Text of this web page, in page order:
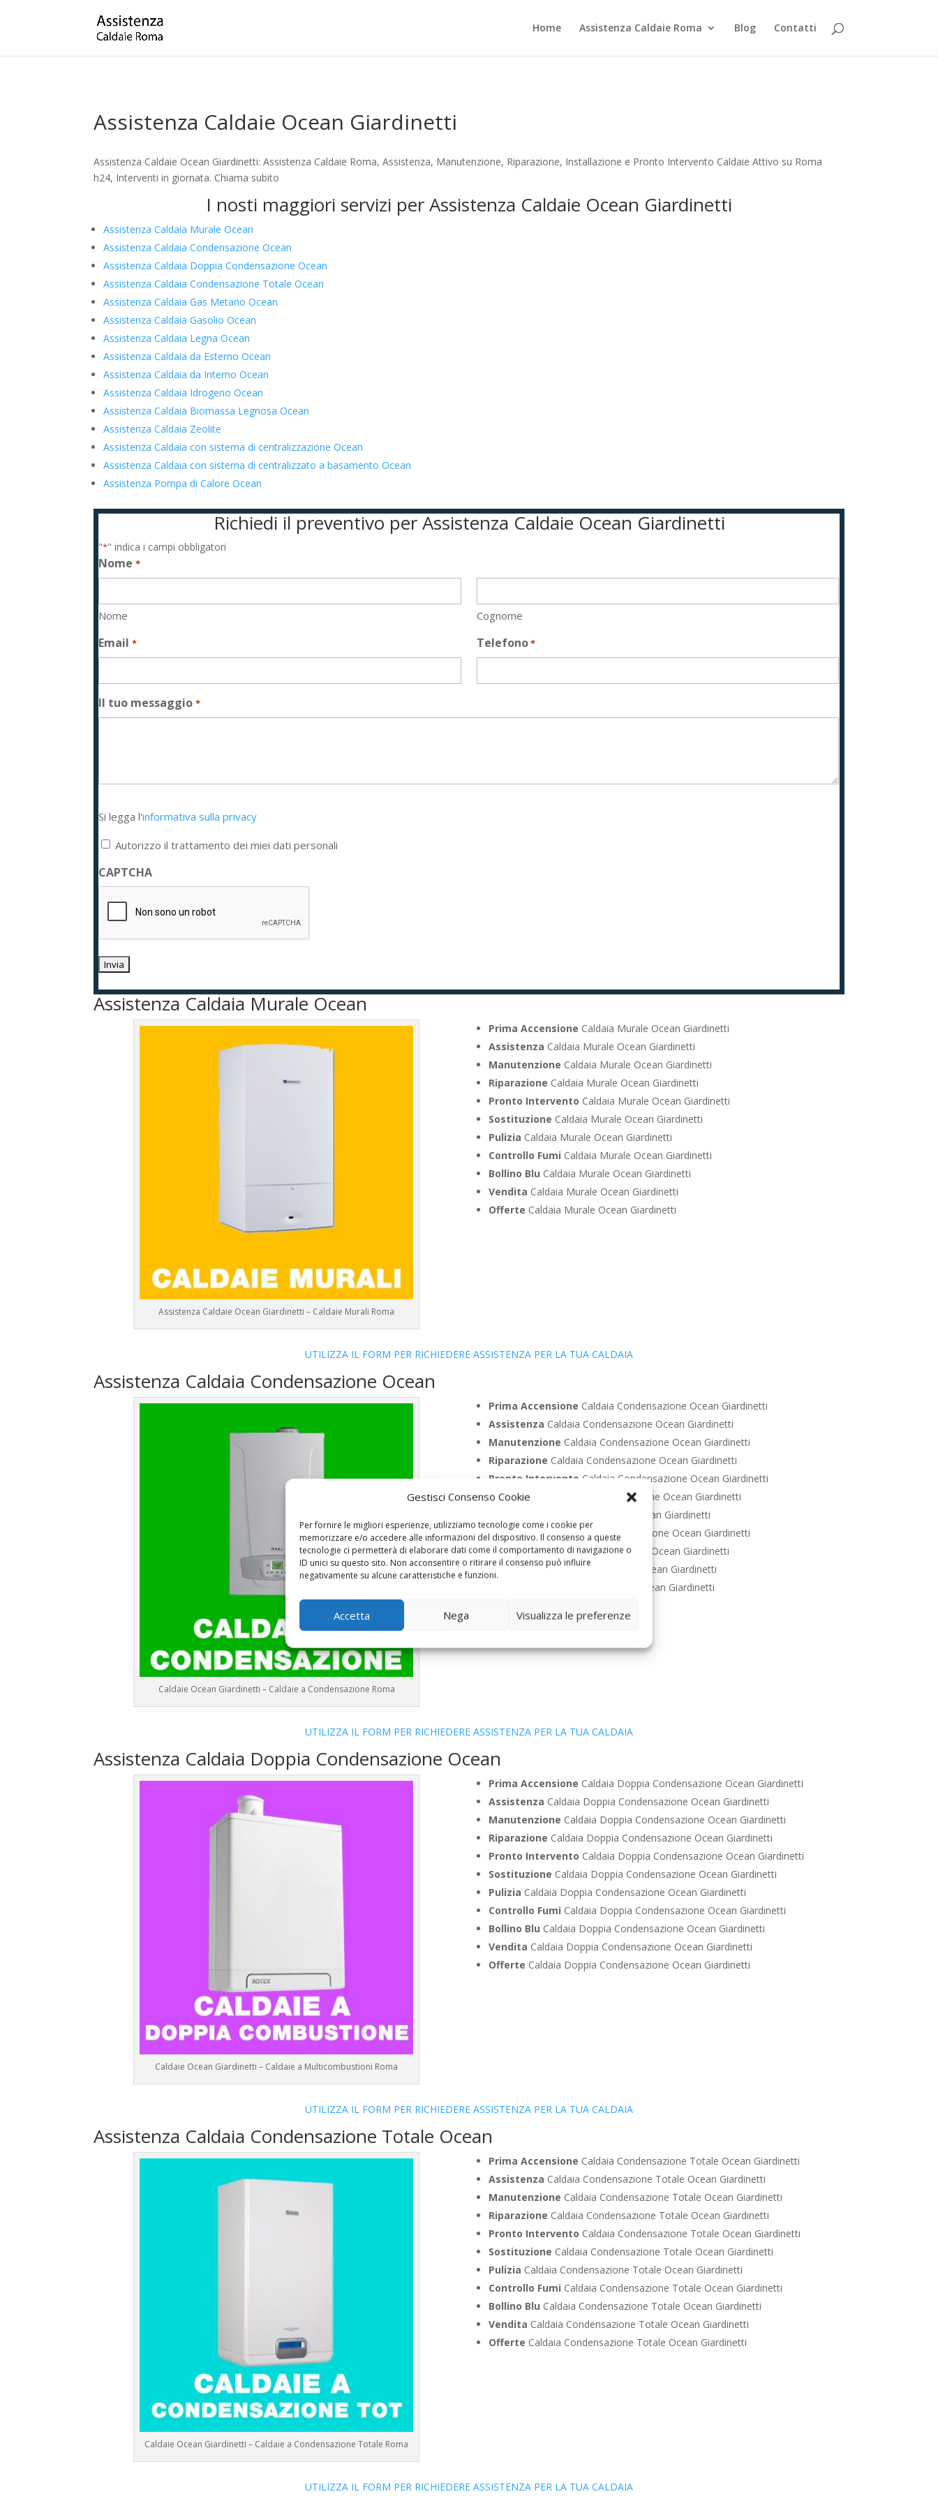
Gestisci Consenso Cookie
Per fornire le migliori esperienze, utilizziamo tecnologie come i cookie per
memorizzare e/o accedere alle informazioni del dispositivo. Il consenso a queste
tecnologie ci permetterà di elaborare dati come il comportamento di navigazione o
ID unici su questo sito. Non acconsentire o ritirare il consenso può influire
negativamente su alcune caratteristiche e funzioni.
Accetta Nega Visualizza le preferenze
Home Assistenza Caldaie Roma Blog Contatti
Assistenza Caldaie Ocean Giardinetti
Assistenza Caldaie Ocean Giardinetti: Assistenza Caldaie Roma, Assistenza, Manutenzione, Riparazione, Installazione e Pronto Intervento Caldaie Attivo su Roma
h24, Interventi in giornata. Chiama subito
I nosti maggiori servizi per Assistenza Caldaie Ocean Giardinetti
Assistenza Caldaia Murale Ocean
Assistenza Caldaia Condensazione Ocean
Assistenza Caldaia Doppia Condensazione Ocean
Assistenza Caldaia Condensazione Totale Ocean
Assistenza Caldaia Gas Metano Ocean
Assistenza Caldaia Gasolio Ocean
Assistenza Caldaia Legna Ocean
Assistenza Caldaia da Esterno Ocean
Assistenza Caldaia da Interno Ocean
Assistenza Caldaia Idrogeno Ocean
Assistenza Caldaia Biomassa Legnosa Ocean
Assistenza Caldaia Zeolite
Assistenza Caldaia con sistema di centralizzazione Ocean
Assistenza Caldaia con sistema di centralizzato a basamento Ocean
Assistenza Pompa di Calore Ocean
Richiedi il preventivo per Assistenza Caldaie Ocean Giardinetti
"*" indica i campi obbligatori
Nome *
Nome Cognome
Email * Telefono*
Il tuo messaggio *
legga
l'informativa
privacy
*
Si legga l'informativa sulla privacy
Autorizzo il trattamento dei miei dati personali
CAPTCHA
Assistenza Caldaia Murale Ocean
Assistenza Caldaie Ocean Giardinetti – Caldaie Murali Roma
Prima Accensione Caldaia Murale Ocean Giardinetti
Assistenza Caldaia Murale Ocean Giardinetti
Manutenzione Caldaia Murale Ocean Giardinetti
Riparazione Caldaia Murale Ocean Giardinetti
Pronto Intervento Caldaia Murale Ocean Giardinetti
Sostituzione Caldaia Murale Ocean Giardinetti
Pulizia Caldaia Murale Ocean Giardinetti
Controllo Fumi Caldaia Murale Ocean Giardinetti
Bollino Blu Caldaia Murale Ocean Giardinetti
Vendita Caldaia Murale Ocean Giardinetti
Offerte Caldaia Murale Ocean Giardinetti
UTILIZZA IL FORM PER RICHIEDERE ASSISTENZA PER LA TUA CALDAIA
Assistenza Caldaia Condensazione Ocean
Caldaie Ocean Giardinetti – Caldaie a Condensazione Roma
Prima Accensione Caldaia Condensazione Ocean Giardinetti
Assistenza Caldaia Condensazione Ocean Giardinetti
Manutenzione Caldaia Condensazione Ocean Giardinetti
Riparazione Caldaia Condensazione Ocean Giardinetti
Pronto Intervento Caldaia Condensazione Ocean Giardinetti
Sostituzione
Caldaia Condensazione Ocean Giardinetti
Caldaia Condensazione Ocean Giardinetti
Controllo FumiCaldaia Condensazione Ocean Giardinetti
Bollino BluCaldaia Condensazione Ocean Giardinetti
VenditaCaldaia Condensazione Ocean Giardinetti
Caldaia Condensazione Ocean Giardinetti
UTILIZZA IL FORM PER RICHIEDERE ASSISTENZA PER LA TUA CALDAIA
Assistenza Caldaia Doppia Condensazione Ocean
Caldaie Ocean Giardinetti – Caldaie a Multicombustioni Roma
Prima Accensione Caldaia Doppia Condensazione Ocean Giardinetti
Assistenza Caldaia Doppia Condensazione Ocean Giardinetti
Manutenzione Caldaia Doppia Condensazione Ocean Giardinetti
Riparazione Caldaia Doppia Condensazione Ocean Giardinetti
Pronto Intervento Caldaia Doppia Condensazione Ocean Giardinetti
Sostituzione Caldaia Doppia Condensazione Ocean Giardinetti
Pulizia Caldaia Doppia Condensazione Ocean Giardinetti
Controllo Fumi Caldaia Doppia Condensazione Ocean Giardinetti
Bollino Blu Caldaia Doppia Condensazione Ocean Giardinetti
Vendita Caldaia Doppia Condensazione Ocean Giardinetti
Offerte Caldaia Doppia Condensazione Ocean Giardinetti
UTILIZZA IL FORM PER RICHIEDERE ASSISTENZA PER LA TUA CALDAIA
Assistenza Caldaia Condensazione Totale Ocean
Caldaie Ocean Giardinetti – Caldaie a Condensazione Totale Roma
Prima Accensione Caldaia Condensazione Totale Ocean Giardinetti
Assistenza Caldaia Condensazione Totale Ocean Giardinetti
Manutenzione Caldaia Condensazione Totale Ocean Giardinetti
Riparazione Caldaia Condensazione Totale Ocean Giardinetti
Pronto Intervento Caldaia Condensazione Totale Ocean Giardinetti
Sostituzione Caldaia Condensazione Totale Ocean Giardinetti
Pulizia Caldaia Condensazione Totale Ocean Giardinetti
Controllo Fumi Caldaia Condensazione Totale Ocean Giardinetti
Bollino Blu Caldaia Condensazione Totale Ocean Giardinetti
Vendita Caldaia Condensazione Totale Ocean Giardinetti
Offerte Caldaia Condensazione Totale Ocean Giardinetti
UTILIZZA IL FORM PER RICHIEDERE ASSISTENZA PER LA TUA CALDAIA